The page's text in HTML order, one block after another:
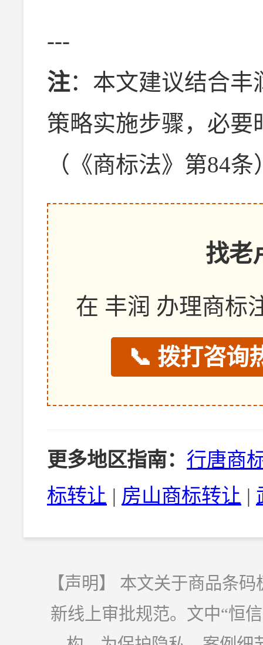
---
注：本文建议结合丰
策略实施步骤，必要
（《商标法》第84
找老
在 丰润 办理商标
📞 拨打咨询
更多地区指南： 行唐商
标转让 | 房山商标转让 |
【声明】 本文关于商品条
新线上审批规范。文中“恒